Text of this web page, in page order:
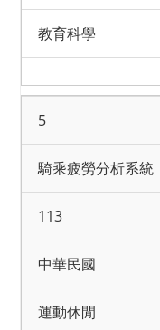
教育科學
5
騎乘疲勞分析系統
113
中華民國
運動休閒